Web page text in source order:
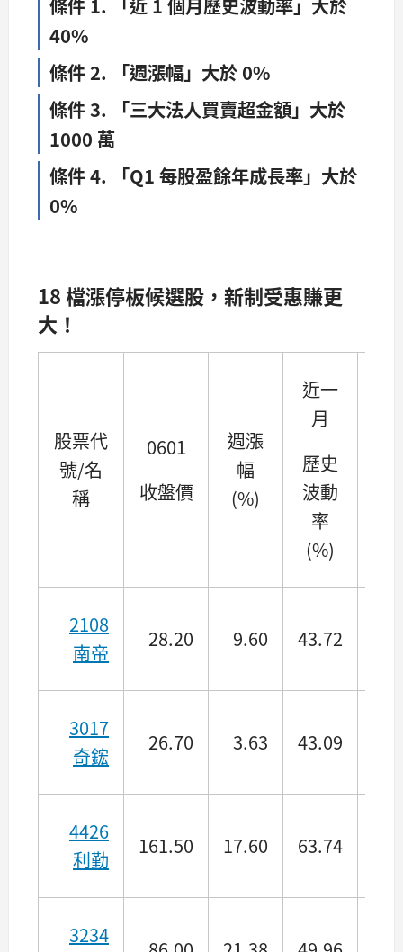
40%
條件 2. 「週漲幅」大於 0%
條件 3. 「三大法人買賣超金額」大於
1000 萬
條件 4. 「Q1 每股盈餘年成長率」大於
0%
18 檔漲停板候選股，新制受惠賺更
大！
股票代
號/名
稱
0601
收盤價
週漲
幅
(%)
近一
月
歷史
波動
率
(%)
2108
南帝
28.20 9.60 43.72
3017
奇鋐
26.70 3.63 43.09
4426
利勤
161.50 17.60 63.74
3234